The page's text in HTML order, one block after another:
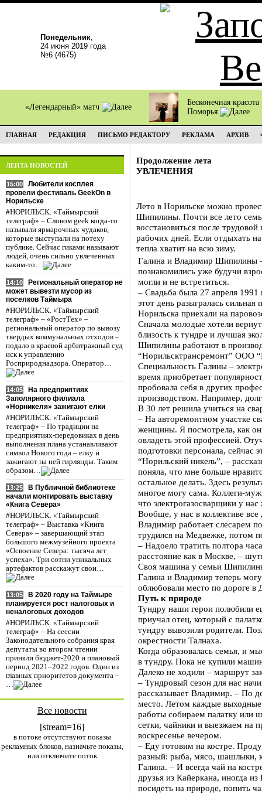
Понедельник,
24 июня 2019 года
№6 (4675)
«Легендарный» матч
Бесконечная красота
Поморья
ГЛАВНАЯ РЕДАКЦИЯ ПИСЬМО РЕДАКТОРУ РЕКЛАМА АРХИВ
ЛЕНТА НОВОСТЕЙ
15:00
Любители косплея
провели фестиваль GeekOn в
Норильске
#НОРИЛЬСК. «Таймырский
телеграф» – Словом geek когда-то
называли ярмарочных чудаков,
которые выступали на потеху
публике. Сейчас гиками называют
людей, очень сильно увлеченных
каким-то…
14:10
Региональный оператор не
может вывезти мусор из
поселков Таймыра
#НОРИЛЬСК. «Таймырский
телеграф» – «РостТех» –
региональный оператор по вывозу
твердых коммунальных отходов –
подало в краевой арбитражный суд
иск к управлению
Росприроднадзора. Оператор…
14:05
На предприятиях
Заполярного филиала
«Норникеля» зажигают елки
#НОРИЛЬСК. «Таймырский
телеграф» – По традиции на
предприятиях-передовиках в день
выполнения плана устанавливают
символ Нового года – елку и
зажигают на ней гирлянды. Таким
образом…
13:25
В Публичной библиотеке
начали монтировать выставку
«Книга Севера»
#НОРИЛЬСК. «Таймырский
телеграф» – Выставка «Книга
Севера» – завершающий этап
большого межмузейного проекта
«Освоение Севера: тысяча лет
успеха». Три сотни уникальных
артефактов расскажут свои…
13:05
В 2020 году на Таймыре
планируется рост налоговых и
неналоговых доходов
#НОРИЛЬСК. «Таймырский
телеграф» – На сессии
Законодательного собрания края
депутаты во втором чтении
приняли бюджет-2020 и плановый
период 2021–2022 годов. Один из
главных приоритетов документа –
…
Все новости
[stream=16]
в потоке отсутствуют показы
рекламных блоков, назначьте показы,
или отключите поток
Продолжение лета
УВЛЕЧЕНИЯ
Лето в Норильске можно
Шипилины. Почти все лето
восстановиться после
рабочих дней. Если отдыхать
тепла хватит на всю зиму.
Галина и Владимир Шипилины
познакомились уже будучи
могли и не встретиться.
– Свадьба была 27 апреля
этот день разыгралась сильная
Норильска приехали на
Сначала молодые хотели
близость к тундре и лучшая
Шипилины работают в
“Норильсктрансремонт” ООО
Специальность Галины –
время приобретает
пробовала себя в других
производством. Например,
В 30 лет решила учиться на
– На авторемонтном участке
женщины. Я посмотрела, как
овладеть этой профессией.
подготовки персонала, сейчас
“Норильский никель”, –
поняла, что мне больше
остальное делать. Здесь
многое могу сама. Коллеги-
что электрогазосварщики у
Вообще, у нас в коллективе
Владимир работает слесарем
трудился на Медвежке, потом
– Надоело тратить полтора
расстояние как в Москве, –
Своя машина у семьи
Галина и Владимир теперь
облюбовали место по дороге в
Путь к природе
Тундру наши герои полюбили
приучал отец, который с
тундру вывозили родители.
окрестности Талнаха.
Когда образовалась семья, и
в тундру. Пока не купили
Далеко не ходили – маршрут
– Тундровый сезон для нас
рассказывает Владимир. – По
место. Летом каждые
работы собираем палатку или
сетки, чайники и выезжаем на
воскресенье вечером.
– Еду готовим на костре.
разный: рыба, мясо, шашлыки,
Галина. – И всегда чай на
друзья из Кайеркана, иногда
посидеть на природе, попить